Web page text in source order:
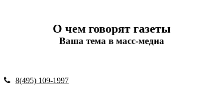
О чем говорят газеты
Ваша тема в масс-медиа
8(495) 109-1997